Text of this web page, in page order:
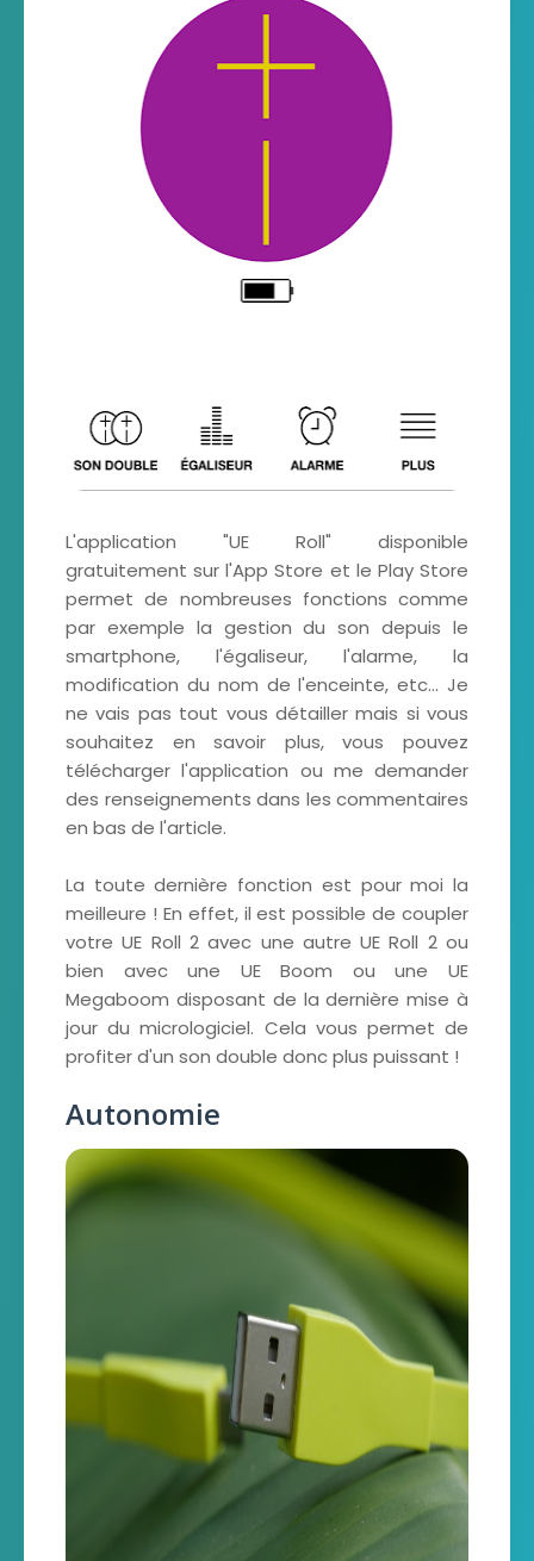
L'application "UE Roll" disponible
gratuitement sur l'App Store et le Play Store
permet de nombreuses fonctions comme
par exemple la gestion du son depuis le
smartphone, l'égaliseur, l'alarme, la
modification du nom de l'enceinte, etc... Je
ne vais pas tout vous détailler mais si vous
souhaitez en savoir plus, vous pouvez
télécharger l'application ou me demander
des renseignements dans les commentaires
en bas de l'article.
La toute dernière fonction est pour moi la
meilleure ! En effet, il est possible de coupler
votre UE Roll 2 avec une autre UE Roll 2 ou
bien avec une UE Boom ou une UE
Megaboom disposant de la dernière mise à
jour du micrologiciel. Cela vous permet de
profiter d'un son double donc plus puissant !
Autonomie